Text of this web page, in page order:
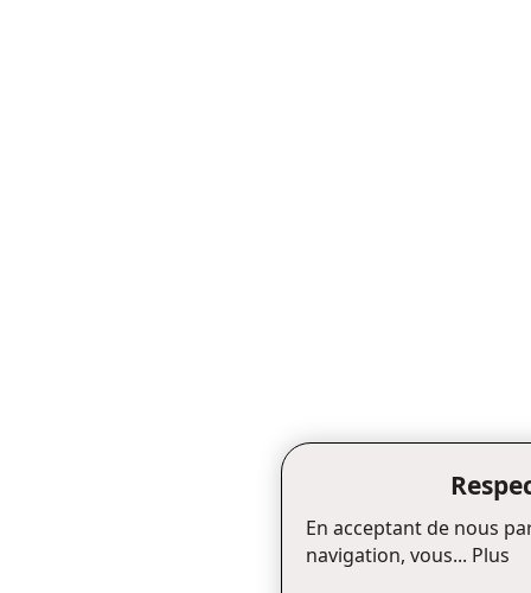
En acceptant de nous
navigation, vous... Plus